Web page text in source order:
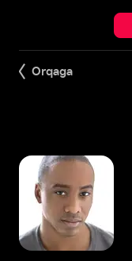
Orqaga